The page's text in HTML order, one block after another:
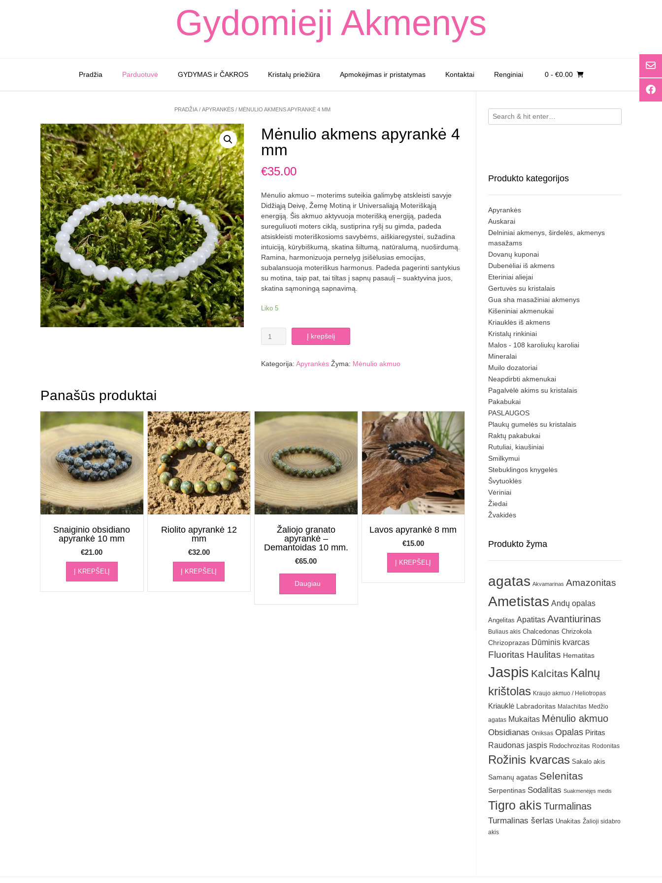
Gydomieji Akmenys
Pradžia Parduotuvė GYDYMAS ir ČAKROS Kristalų priežiūra Apmokėjimas ir pristatymas Kontaktai Renginiai 0- €0.00
PRADŽIA /APYRANKĖS / MĖNULIO AKMENS APYRANKĖ 4 MM
Mėnulio akmens apyrankė 4
mm
€35.00
Mėnulio akmuo – moterims suteikia galimybę atskleisti savyje
Didžiąją Deivę, Žemę Motiną ir Universaliąją Moteriškąją
energiją. Šis akmuo aktyvuoja moterišką energiją, padeda
sureguliuoti moters ciklą, sustiprina ryšį su gimda, padeda
atsiskleisti moteriškosioms savybėms, aiškiaregystei, sužadina
intuiciją, kūrybiškumą, skatina šiltumą, natūralumą, nuoširdumą.
Ramina, harmonizuoja pernelyg įsišėlusias emocijas,
subalansuoja moteriškus harmonus. Padeda pagerinti santykius
su motina, taip pat, tai tiltas į sapnų pasaulį – suaktyvina juos,
skatina sąmoningą sapnavimą.
Liko 5
akmens
Į krepšelį
Kategorija: Apyrankės Žyma: Mėnulio akmuo
Panašūs produktai
Snaiginio obsidiano
apyrankė 10 mm
€21.00
Į KREPŠELĮ
Riolito apyrankė 12
mm
€32.00
Į KREPŠELĮ
Žaliojo granato
apyrankė –
Demantoidas 10 mm.
€65.00
Daugiau
Lavos apyrankė 8 mm
€15.00
Į KREPŠELĮ
Produkto kategorijos
Apyrankės
Auskarai
Delniniai akmenys, širdelės, akmenys
masažams
Dovanų kuponai
Dubenėliai iš akmens
Eteriniai aliejai
Gertuvės su kristalais
Gua sha masažiniai akmenys
Kišeniniai akmenukai
Kriauklės iš akmens
Kristalų rinkiniai
Malos - 108 karoliukų karoliai
Mineralai
Muilo dozatoriai
Neapdirbti akmenukai
Pagalvėlė akims su kristalais
Pakabukai
PASLAUGOS
Plaukų gumelės su kristalais
Raktų pakabukai
Rutuliai, kiaušiniai
Smilkymui
Stebuklingos knygelės
Švytuoklės
Vėriniai
Žiedai
Žvakidės
Produkto žyma
agatas Akvamarinas Amazonitas
Ametistas Andų opalas
Angelitas Apatitas Avantiurinas
Buliaus akis Chalcedonas Chrizokola
Chrizoprazas Dūminis kvarcas
Fluoritas Haulitas Hematitas
Jaspis Kalcitas Kalnų
krištolas Kraujo akmuo / Heliotropas
Kriauklė Labradoritas Malachitas Medžio
agatas Mukaitas Mėnulio akmuo
Obsidianas Oniksas Opalas Piritas
Raudonas jaspis Rodochrozitas Rodonitas
Rožinis kvarcas Sakalo akis
Samanų agatas Selenitas
Serpentinas Sodalitas Suakmenėjęs medis
Tigro akis Turmalinas
Turmalinas šerlas Unakitas Žalioji sidabro
akis